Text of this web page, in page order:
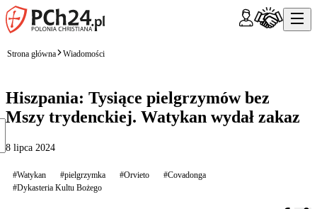
Strona główna Wiadomości
Hiszpania: Tysiące pielgrzymów bez
Mszy trydenckiej. Watykan wydał zakaz
8 lipca 2024
#Watykan #pielgrzymka #Orvieto
#Covadonga
#Dykasteria Kultu Bożego